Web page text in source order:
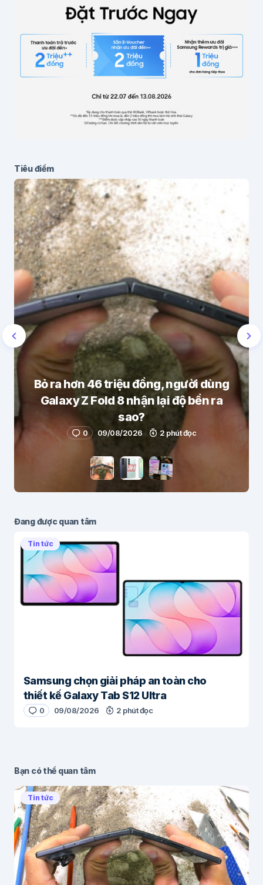
Lưu thông tin cho lần bình luận sau
Gửi bình luận
Tiêu điểm
Bỏ ra hơn 46 triệu đồng, người dùng
Galaxy Z Fold 8 nhận lại độ bền ra
sao?
0 09/08/2026 2 phút đọc
Đang được quan tâm
Tin tức
Samsung chọn giải pháp an toàn cho
thiết kế Galaxy Tab S12 Ultra
0 09/08/2026 2 phút đọc
Bạn có thể quan tâm
Tin tức